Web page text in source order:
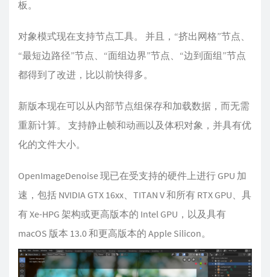
板。
对象模式现在支持节点工具。 并且，“挤出网格”节点、
“最短边路径”节点、“面组边界”节点、“边到面组”节点
都得到了改进，比以前快得多。
新版本现在可以从内部节点组保存和加载数据，而无需
重新计算。 支持静止帧和动画以及体积对象，并具有优
化的文件大小。
OpenImageDenoise 现已在受支持的硬件上进行 GPU 加
速，包括 NVIDIA GTX 16xx、TITAN V 和所有 RTX GPU、具
有 Xe-HPG 架构或更高版本的 Intel GPU，以及具有
macOS 版本 13.0 和更高版本的 Apple Silicon。